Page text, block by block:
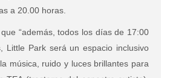
a 20.00 horas.
“además, todos los días de 17:00
Little Park será un espacio inclusivo
música, ruido y luces brillantes para